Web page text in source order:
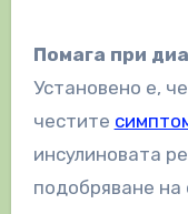
Помага при
Установено е,
честите
инсулиновата
подобряване на